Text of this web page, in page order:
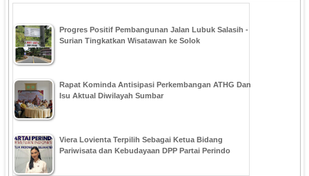
Progres Positif Pembangunan Jalan Lubuk Salasih -
Surian Tingkatkan Wisatawan ke Solok
Rapat Kominda Antisipasi Perkembangan ATHG Dan
Isu Aktual Diwilayah Sumbar
Viera Lovienta Terpilih Sebagai Ketua Bidang
Pariwisata dan Kebudayaan DPP Partai Perindo